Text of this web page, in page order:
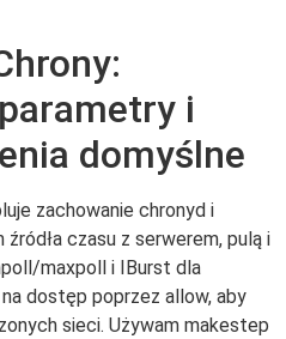
i
domyślne
zachowanie chronyd i
czasu z serwerem, pulą i
maxpoll i IBurst dla
dostęp poprzez allow, aby
sieci. Używam makestep